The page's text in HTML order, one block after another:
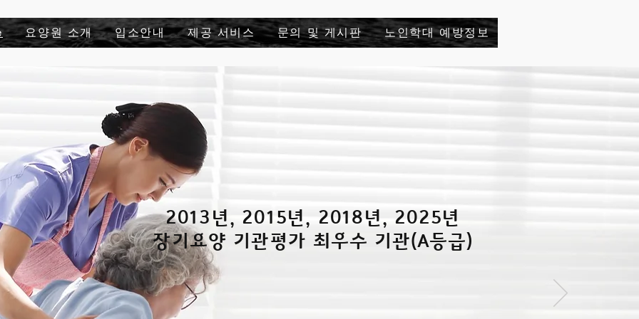
요양원 소개 입소안내 제공 서비스 문의 및 게시판 노인학대 예방정보
2013년, 2015년, 2018년, 2025년
장기요양 기관평가 최우수 기관(A등급)